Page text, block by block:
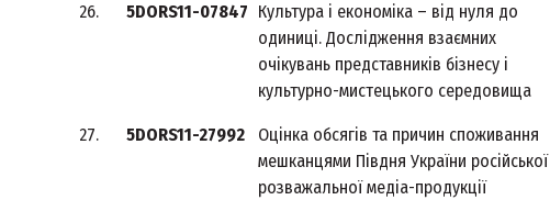
26. 5DORS11-07847 Культура і економіка – від нуля до
одиниці. Дослідження взаємних
очікувань представників бізнесу і
культурно-мистецького середовища
27. 5DORS11-27992
Оцінка обсягів та причин споживання
мешканцями Півдня України російської
розважальної медіа-продукції